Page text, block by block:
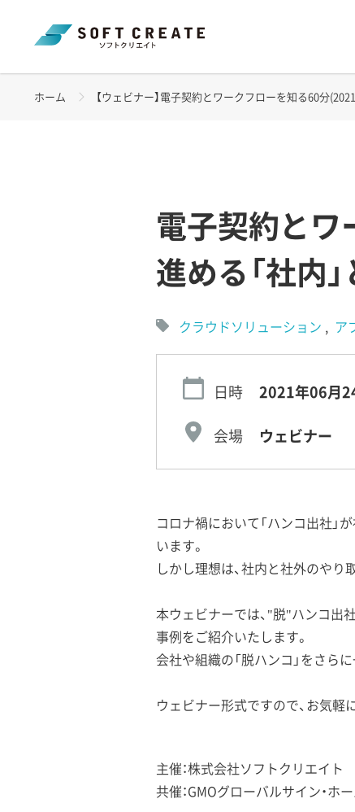
ホーム 【ウェビナー】電子契約とワークフローを知る60分
電子契約とワ
進める「社内
クラウドソリューション ア
日時 2021年06月24
会場
ウェビナー
コロナ禍において「ハンコ出社」
います。
しかし理想は、社内と社外のやり
本ウェビナーでは、"脱"ハンコ出
事例をご紹介いたします。
会社や組織の「脱ハンコ」をさら
ウェビナー形式ですので、お気軽
主催：株式会社ソフトクリエイト
共催：GMOグローバルサイン・